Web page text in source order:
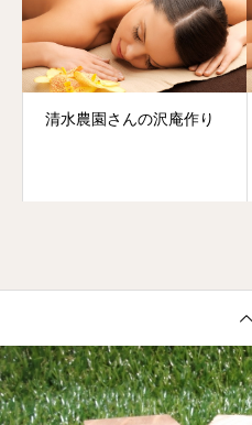
清水農園さんの沢庵作り